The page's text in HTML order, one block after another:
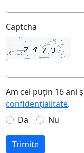
Captcha
Am cel puțin 16 ani
confidențialitate.
Da
Nu
Trimite